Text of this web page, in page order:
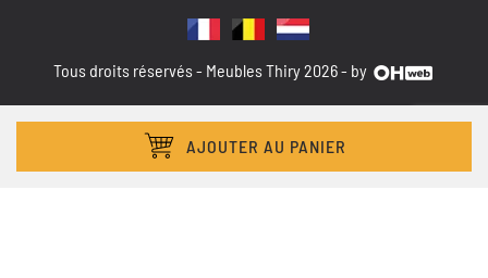
AJOUTER AU PANIER
Tous droits réservés - Meubles Thiry 2026 - by